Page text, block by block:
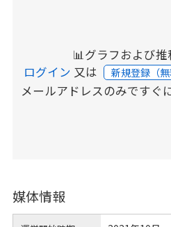
📊グラフおよび
ログイン 又は 新規登録（
メールアドレスのみですぐ
媒体情報